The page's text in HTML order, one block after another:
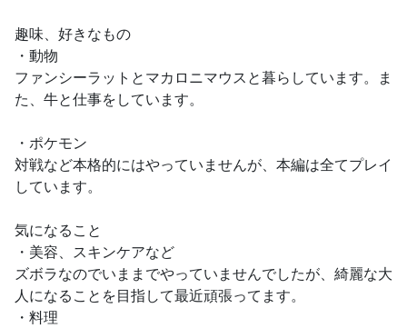
趣味、好きなもの
・動物
ファンシーラットとマカロニマウスと暮らしています。ま
た、牛と仕事をしています。
・ポケモン
対戦など本格的にはやっていませんが、本編は全てプレイ
しています。
気になること
・美容、スキンケアなど
ズボラなのでいままでやっていませんでしたが、綺麗な大
人になることを目指して最近頑張ってます。
・料理